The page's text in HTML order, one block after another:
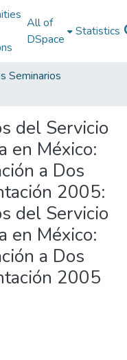
All of
DSpace
Statistics
Seminarios
del Servicio
en México:
a Dos
2005:
del Servicio
en México:
a Dos
2005